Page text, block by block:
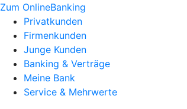
Zum OnlineBanking
Privatkunden
Firmenkunden
Junge Kunden
Banking & Verträge
Meine Bank
Service & Mehrwerte